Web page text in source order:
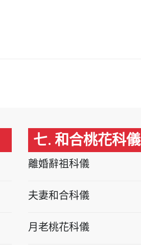
七. 和合桃花科儀
離婚辭祖科儀
夫妻和合科儀
月老桃花科儀